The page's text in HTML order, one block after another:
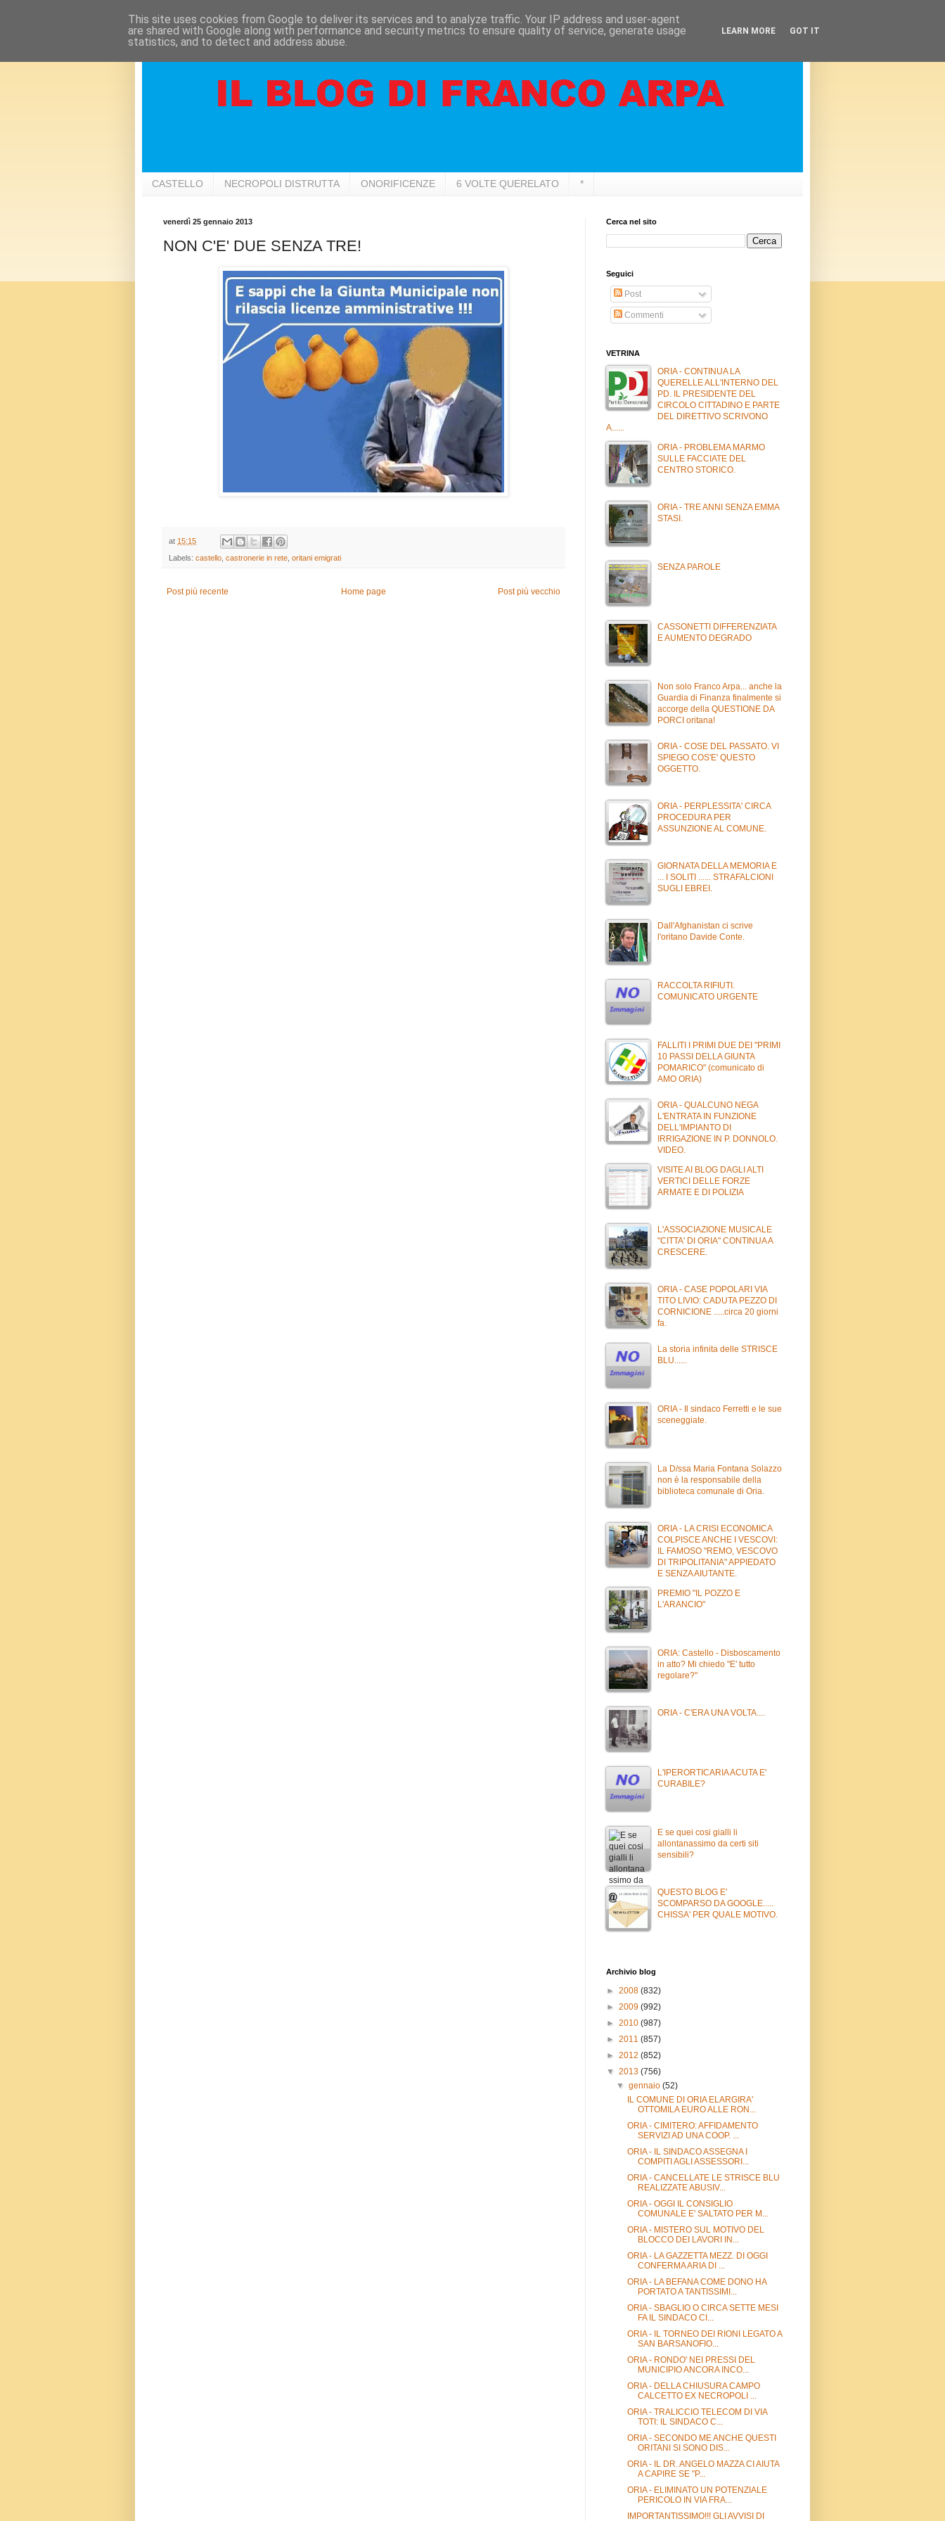
CASTELLO NECROPOLI DISTRUTTA ONORIFICENZE 6 VOLTE QUERELATO *
venerdì 25 gennaio 2013
NON C'E' DUE SENZA TRE!
at 15:15
Labels: castello castronerie in rete oritani emigrati
Post più recente Post più vecchio
Home page
Cerca nel sito
Seguici
Post
Commenti
VETRINA
ORIA - CONTINUA LA
QUERELLE ALL'INTERNO DEL
PD. IL PRESIDENTE DEL
CIRCOLO CITTADINO E PARTE
DEL DIRETTIVO SCRIVONO
A......
ORIA - PROBLEMA MARMO
SULLE FACCIATE DEL
CENTRO STORICO.
ORIA - TRE ANNI SENZA EMMA
STASI.
SENZA PAROLE
CASSONETTI DIFFERENZIATA
E AUMENTO DEGRADO
Non solo Franco Arpa... anche la
Guardia di Finanza finalmente si
accorge della QUESTIONE DA
PORCI oritana!
ORIA - COSE DEL PASSATO. VI
SPIEGO COS'E' QUESTO
OGGETTO.
ORIA - PERPLESSITA' CIRCA
PROCEDURA PER
ASSUNZIONE AL COMUNE.
GIORNATA DELLA MEMORIA E
... I SOLITI ...... STRAFALCIONI
SUGLI EBREI.
Dall'Afghanistan ci scrive
l'oritano Davide Conte.
RACCOLTA RIFIUTI.
COMUNICATO URGENTE
FALLITI I PRIMI DUE DEI "PRIMI
10 PASSI DELLA GIUNTA
POMARICO" (comunicato di
AMO ORIA)
ORIA - QUALCUNO NEGA
L'ENTRATA IN FUNZIONE
DELL'IMPIANTO DI
IRRIGAZIONE IN P. DONNOLO.
VIDEO.
VISITE AI BLOG DAGLI ALTI
VERTICI DELLE FORZE
ARMATE E DI POLIZIA
L'ASSOCIAZIONE MUSICALE
"CITTA' DI ORIA" CONTINUA A
CRESCERE.
ORIA - CASE POPOLARI VIA
TITO LIVIO: CADUTA PEZZO DI
CORNICIONE .....circa 20 giorni
fa.
La storia infinita delle STRISCE
BLU......
ORIA - Il sindaco Ferretti e le sue
sceneggiate.
La D/ssa Maria Fontana Solazzo
non è la responsabile della
biblioteca comunale di Oria.
ORIA - LA CRISI ECONOMICA
COLPISCE ANCHE I VESCOVI:
IL FAMOSO "REMO, VESCOVO
DI TRIPOLITANIA" APPIEDATO
E SENZA AIUTANTE.
PREMIO "IL POZZO E
L'ARANCIO"
ORIA: Castello - Disboscamento
in atto? Mi chiedo "E' tutto
regolare?"
ORIA - C'ERA UNA VOLTA....
L'IPERORTICARIA ACUTA E'
CURABILE?
E se quei cosi gialli li
allontanassimo da certi siti
sensibili?
QUESTO BLOG E'
SCOMPARSO DA GOOGLE.....
CHISSA' PER QUALE MOTIVO.
Archivio blog
► 2008 (832)
► 2009 (992)
► 2010 (987)
► 2011 (857)
► 2012 (852)
▼ 2013 (756)
▼gennaio(52)
IL COMUNE DI ORIA ELARGIRA'
OTTOMILA EURO ALLE RON...
ORIA - CIMITERO: AFFIDAMENTO
SERVIZI AD UNA COOP. ...
ORIA - IL SINDACO ASSEGNA I
COMPITI AGLI ASSESSORI...
ORIA - CANCELLATE LE STRISCE BLU
REALIZZATE ABUSIV...
ORIA - OGGI IL CONSIGLIO
COMUNALE E' SALTATO PER M...
ORIA - MISTERO SUL MOTIVO DEL
BLOCCO DEI LAVORI IN...
ORIA - LA GAZZETTA MEZZ. DI OGGI
CONFERMA ARIA DI ...
ORIA - LA BEFANA COME DONO HA
PORTATO A TANTISSIMI...
ORIA - SBAGLIO O CIRCA SETTE MESI
FA IL SINDACO CI...
ORIA - IL TORNEO DEI RIONI LEGATO A
SAN BARSANOFIO...
ORIA - RONDO' NEI PRESSI DEL
MUNICIPIO ANCORA INCO...
ORIA - DELLA CHIUSURA CAMPO
CALCETTO EX NECROPOLI ...
ORIA - TRALICCIO TELECOM DI VIA
TOTI: IL SINDACO C...
ORIA - SECONDO ME ANCHE QUESTI
ORITANI SI SONO DIS...
ORIA - IL DR. ANGELO MAZZA CI AIUTA
A CAPIRE SE "P...
ORIA - ELIMINATO UN POTENZIALE
PERICOLO IN VIA FRA...
IMPORTANTISSIMO!!! GLI AVVISI DI
This site uses cookies from Google to deliver its services and to analyze traffic. Your IP address and user-agent
are shared with Google along with performance and security metrics to ensure quality of service, generate usage
statistics, and to detect and address abuse.
LEARN MORE GOT IT